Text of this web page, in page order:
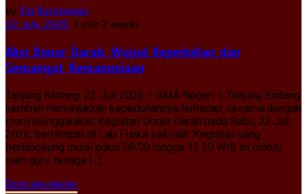
by Edi Kurniawan
22 July 2026 3 min 2 weeks
Aksi Donor Darah, Wujud Kepedulian dan
Semangat Kemanusiaan
Tanjung Bintang, 22 Juli 2026 – SMA Negeri 1 Tanjung Bintang
kembali menunjukkan kepeduliannya terhadap sesama dengan
menyelenggarakan Kegiatan Donor Darah pada Rabu, 22 Juli
2026, bertempat di Lab Fisika sekolah. Kegiatan yang
berlangsung mulai pukul 08.00 hingga 12.30 WIB ini diikuti
oleh guru, tenaga […]
Ekstrakurikuler